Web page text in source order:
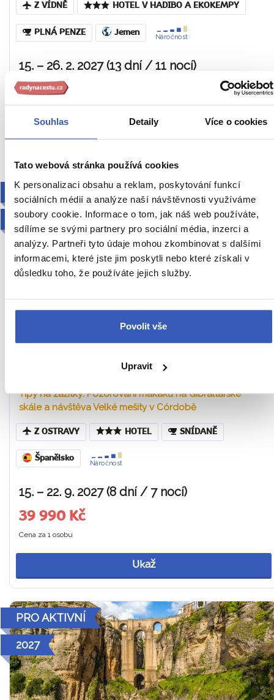
Souhlas Detaily Více o cookies
Tato webová stránka používá cookies
K personalizaci obsahu a reklam, poskytování funkcí
sociálních médií a analýze naší návštěvnosti využíváme
soubory cookie. Informace o tom, jak náš web používáte,
sdílíme se svými partnery pro sociální média, inzerci a
analýzy. Partneři tyto údaje mohou zkombinovat s dalšími
informacemi, které jste jim poskytli nebo které získali v
důsledku toho, že používáte jejich služby.
Povolit vše
Upravit
Z VÍDNĚ HOTEL V HADIBO A EKOKEMPY
PLNÁ PENZE Jemen
Náročnost
15. – 26. 2. 2027 (13 dní / 11 nocí)
114 990 Kč
PRO AKTIVNÍ
2027
To nejlepší z Andalusie +
GIBRALTAR + KOUPÁNÍ NA
POBŘEŽÍ COSTA DEL SOL
Tipy na zážitky: Pozorování makaků na Gibraltarské
skále a návštěva Velké mešity v Córdobě
Z OSTRAVY HOTEL SNÍDANĚ
Španělsko
Náročnost
15. – 22. 9. 2027 (8 dní / 7 nocí)
39 990 Kč
Cena za 1 osobu
Ukaž
PRO AKTIVNÍ
2027